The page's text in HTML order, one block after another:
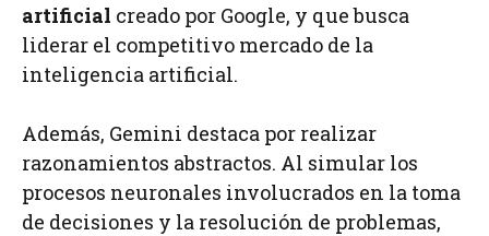
artificial creado por Google, y que busca
liderar el competitivo mercado de la
inteligencia artificial.
Además, Gemini destaca por realizar
razonamientos abstractos. Al simular los
procesos neuronales involucrados en la toma
de decisiones y la resolución de problemas,